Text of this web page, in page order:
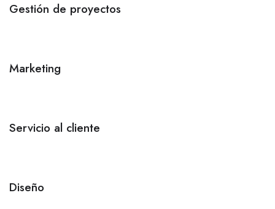
Gestión de proyectos
Marketing
Servicio al cliente
Diseño